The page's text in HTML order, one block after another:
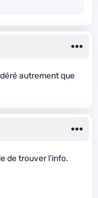
autrement que
de trouver l’info.